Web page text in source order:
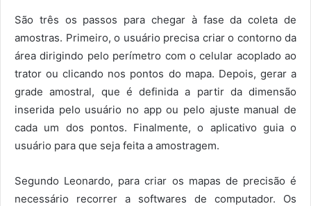
São três os passos para chegar à fase da coleta de
amostras. Primeiro, o usuário precisa criar o contorno da
área dirigindo pelo perímetro com o celular acoplado ao
trator ou clicando nos pontos do mapa. Depois, gerar a
grade amostral, que é definida a partir da dimensão
inserida pelo usuário no app ou pelo ajuste manual de
cada um dos pontos. Finalmente, o aplicativo guia o
usuário para que seja feita a amostragem.
Segundo Leonardo, para criar os mapas de precisão é
necessário recorrer a softwares de computador. Os